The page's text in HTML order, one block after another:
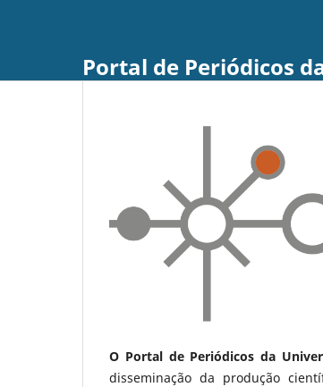
Portal de Periódicos
O Portal de Periódicos da
disseminação da produção